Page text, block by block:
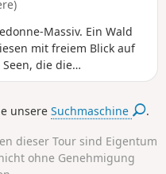
Massiv. Ein Wald
mit freiem Blick auf
die die
und Heidelbeeren
unsereSuchmaschine .
dieser Tour sind Eigentum
ohne Genehmigung